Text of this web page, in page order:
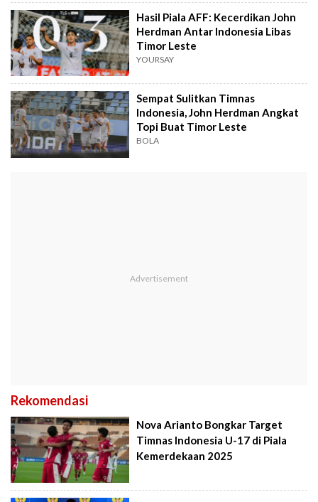
Hasil Piala AFF: Kecerdikan John
Herdman Antar Indonesia Libas
Timor Leste
YOURSAY
Sempat Sulitkan Timnas
Indonesia, John Herdman Angkat
Topi Buat Timor Leste
BOLA
Rekomendasi
Nova Arianto Bongkar Target
Timnas Indonesia U-17 di Piala
Kemerdekaan 2025